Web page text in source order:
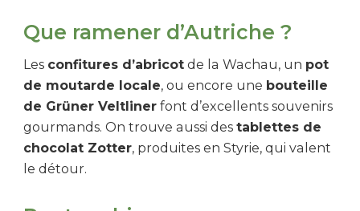
Que ramener d’Autriche ?
Les confitures d’abricot de la Wachau, un pot
de moutarde locale, ou encore une bouteille
de Grüner Veltliner font d’excellents souvenirs
gourmands. On trouve aussi des tablettes de
chocolat Zotter, produites en Styrie, qui valent
le détour.